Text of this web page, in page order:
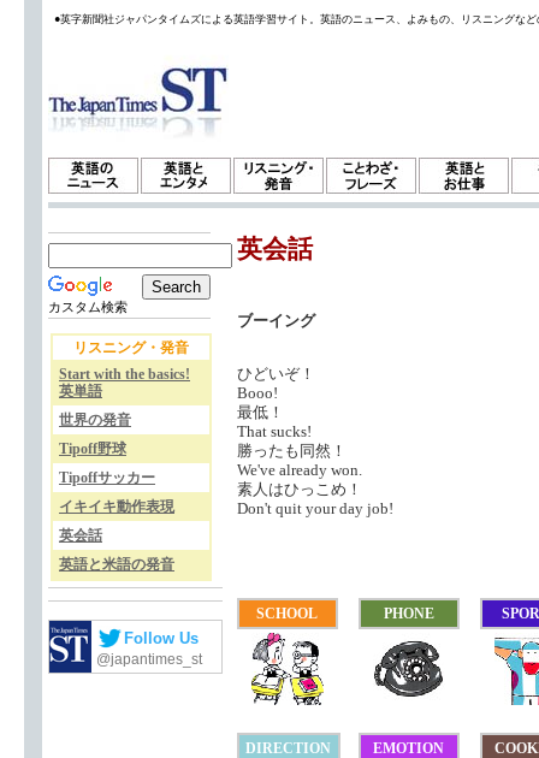
●英字新聞社ジャパンタイムズによる英語学習サイト。英語のニュース、よみもの、リスニングな
カスタム検索
リスニング・発音
Start with the basics!
英単語
世界の発音
Tipoff野球
Tipoffサッカー
イキイキ動作表現
英会話
英語と米語の発音
Follow Us
@japantimes_st
英会話
ブーイング
ひどいぞ！
Booo!
最低！
That sucks!
勝ったも同然！
We've already won.
素人はひっこめ！
Don't quit your day job!
SCHOOL PHONE
DIRECTION EMOTION